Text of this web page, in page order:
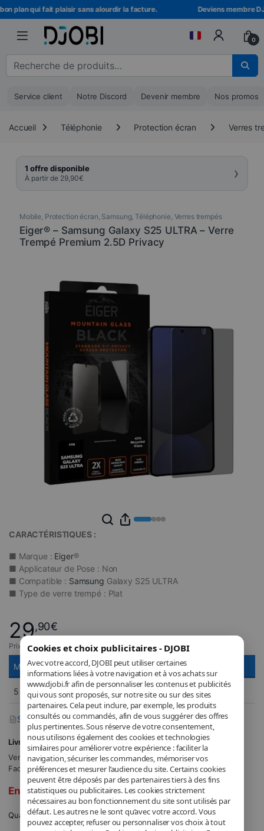
Cookies et choix publicitaires - DJOBI
Avec votre accord, DJOBI peut utiliser certaines
informations liées à votre navigation et à vos achats sur
www.djobi.fr afin de personnaliser les contenus et publicités
qui vous sont proposés, sur notre site ou sur des sites
partenaires. Cela peut inclure, par exemple, les produits
consultés ou commandés, afin de vous suggérer des offres
plus pertinentes. Sous réserve de votre consentement,
nous utilisons également des cookies et technologies
similaires pour améliorer votre expérience : faciliter la
navigation, sécuriser les commandes, mémoriser vos
préférences et mesurer l’audience du site. Certains cookies
peuvent être déposés par des partenaires tiers à des fins
statistiques ou publicitaires. Les cookies strictement
nécessaires au bon fonctionnement du site sont utilisés par
défaut. Les autres ne le sont qu’avec votre accord. Vous
pouvez accepter, refuser ou personnaliser vos choix à tout
Skip to navigation
Skip to content
plan qui fait plaisir sans alourdir la facture. Deviens membre
0
Recherche pour :
Service client Notre Discord Devenir membre Nos promos
Accueil Téléphonie Protection écran Verres
1 offre disponible
À partir de 29,90€ ›
Mobile, Protection écran, Samsung, Téléphonie, Verres trempés
Eiger® – Samsung Galaxy S25 ULTRA – Verre
Trempé Premium 2.5D Privacy
CARACTÉRISTIQUES :
■ Marque : Eiger®
■ Applicateur de Pose : Non
■ Compatible : Samsung Galaxy S25 ULTRA
■ Type de verre trempé : Plat
29,90€
Prix incluant la TVA applicable.
MIN MAX PRIX UNITAIRE
5 Et plus. 22,43€
Signaler un problème avec ce produit
Livraison à 5,71€
Vendu et expédié parDJOBI_FR.
Facturé par DJOBI.
En rupture de stock
Quantité